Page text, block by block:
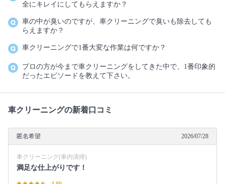
全にキレイにしてもらえますか？
車の中が臭いのですが、車クリーニングで臭いも除去しても
らえますか？
車クリーニングで1番大変な作業は何ですか？
プロの方が今まで車クリーニングをしてきた中で、1番印象的
だったエピソードを教えて下さい。
車クリーニングの新着口コミ
匿名希望 2026/07/28
車クリーニング(車内清掃)
満足な仕上がりです！